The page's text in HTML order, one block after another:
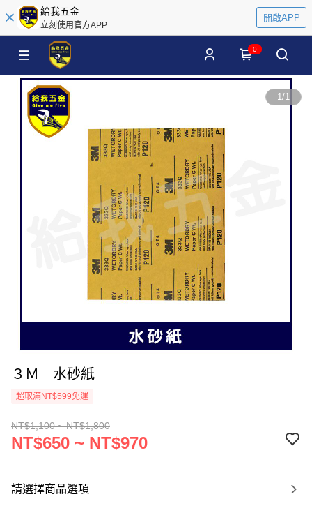
給我五金
立刻使用官方APP
開啟APP
0
1/1
３Ｍ 水砂紙
超取滿NT$599免運
NT$1,100 ~ NT$1,800
NT$650 ~ NT$970
請選擇商品選項